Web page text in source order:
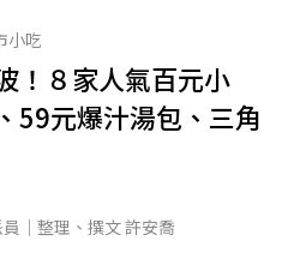
小吃
！８家人氣百元小
59元爆汁湯包、三角
｜整理、撰文 許安喬